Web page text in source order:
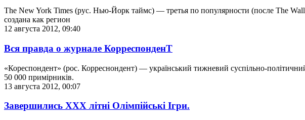
The New York Times (рус. Нью-Йорк таймс) — третья по популярности (после The
создана как регион
12 августа 2012, 09:40
Вся правда о журнале КорреспонденТ
«Кореспондент» (рос. Корреснондент) — український тижневий суспільно-
50 000 примірників.
13 августа 2012, 00:07
Завершились ХХХ літні Олімпійські Ігри.